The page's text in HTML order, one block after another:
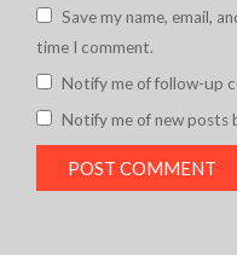
Save my name, email,
time I comment.
Notify me of follow-up
Notify me of new posts